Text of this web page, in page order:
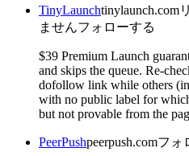
TinyLaunchtinylaunch.com
ませんフォローする
$39 Premium Launch
and skips the queue. Re-
dofollow link while others
with no public label for
but not provable from the
PeerPushpeerpush.comフォ